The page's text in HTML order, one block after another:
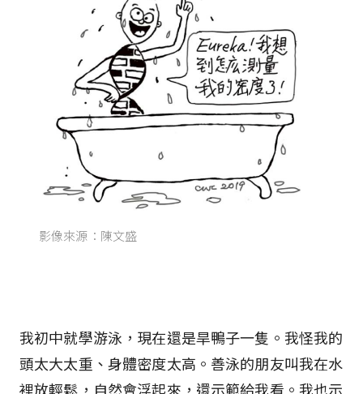
影像來源：陳文盛
我初中就學游泳，現在還是旱鴨子一隻。我怪我的
頭太大太重、身體密度太高。善泳的朋友叫我在水
裡放輕鬆，自然會浮起來，還示範給我看。我也示